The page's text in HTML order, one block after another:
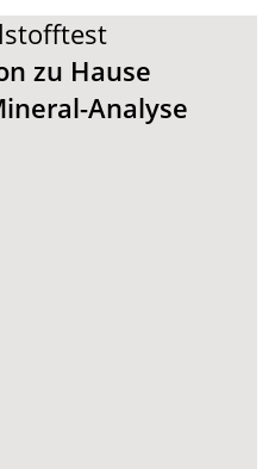
zu Hause
Analyse